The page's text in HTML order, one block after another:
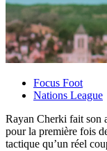
Focus Foot
Nations League
Rayan Cherki fait son
pour la première fois
tactique qu’un réel